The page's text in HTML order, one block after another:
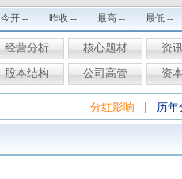
今开:-- 昨收:-- 最高:-- 最低:--
经营分析 核心题材 资
股本结构 公司高管 资
分红影响 历年